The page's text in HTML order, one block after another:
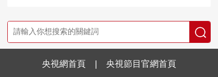
央視網首頁 | 央視節目官網首頁